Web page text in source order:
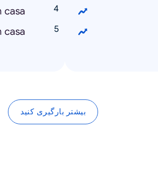
casa
casa
بیشتر بارگیری کنید